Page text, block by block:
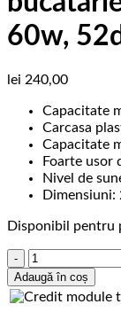
60w,
lei 240,00
Capacitate
Carcasa
Capacitate
Foarte usor
Nivel de
Dimensiuni:
Disponibil pentru
Cantitate
GS-
400
Adaugă în coș